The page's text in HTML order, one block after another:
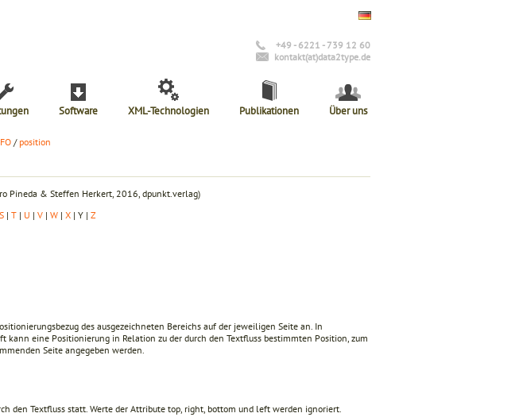
+49 - 6221 - 739 12 60
kontakt(at)data2type.de
Software XML-Technologien Publikationen Über uns
/ position
Pineda & Steffen Herkert, 2016, dpunkt.verlag)
S | T | U | V | W | X | Y | Z
des ausgezeichneten Bereichs auf der jeweiligen Seite an. In
kann eine Positionierung in Relation zu der durch den Textfluss bestimmten Position, zum
Seite angegeben werden.
den Textfluss statt. Werte der Attribute top, right, bottom und left werden ignoriert.